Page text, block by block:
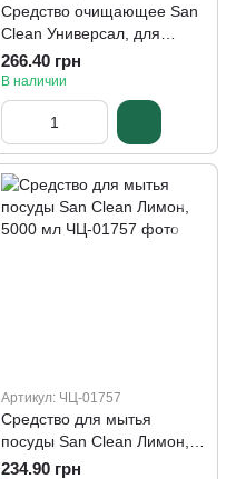
Средство очищающее San
Clean Универсал, для
мытья полов, 5000 мл
266.40 грн
В наличии
Артикул: ЧЦ-01757
Средство для мытья
посуды San Clean Лимон,
5000 мл
234.90 грн